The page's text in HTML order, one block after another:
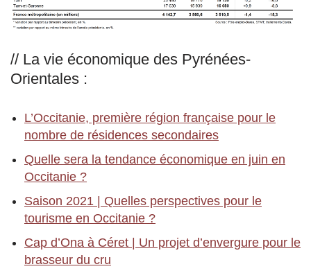
// La vie économique des Pyrénées-
Orientales :
L’Occitanie, première région française pour le
nombre de résidences secondaires
Quelle sera la tendance économique en juin en
Occitanie ?
Saison 2021 | Quelles perspectives pour le
tourisme en Occitanie ?
Cap d’Ona à Céret | Un projet d’envergure pour le
brasseur du cru